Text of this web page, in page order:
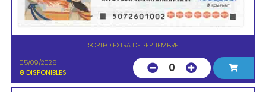
SORTEO EXTRA DE SEPTIEMBRE
05/09/2026
8 DISPONIBLES 0